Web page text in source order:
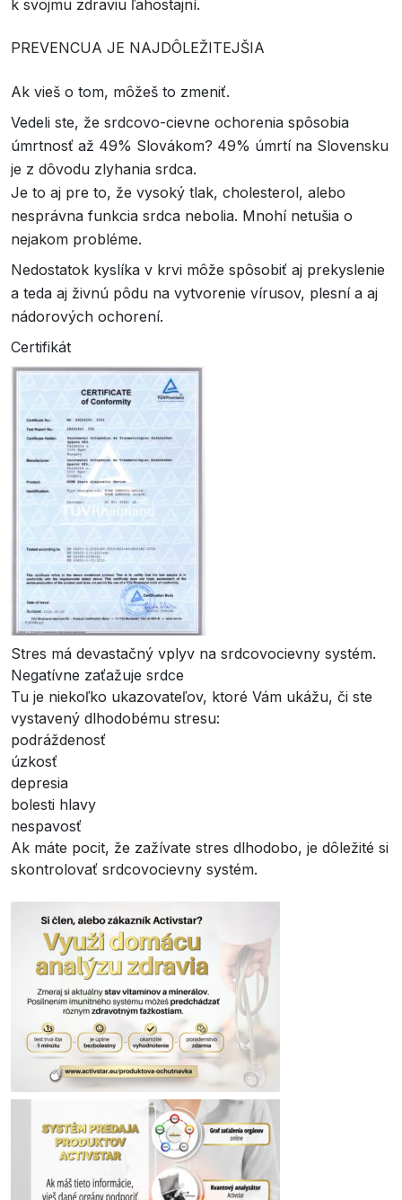
k svojmu zdraviu ľahostajní.
PREVENCUA JE NAJDÔLEŽITEJŠIA
Ak vieš o tom, môžeš to zmeniť.
Vedeli ste, že srdcovo-cievne ochorenia spôsobia
úmrtnosť až 49% Slovákom? 49% úmrtí na Slovensku
je z dôvodu zlyhania srdca.
Je to aj pre to, že vysoký tlak, cholesterol, alebo
nesprávna funkcia srdca nebolia. Mnohí netušia o
nejakom probléme.
Nedostatok kyslíka v krvi môže spôsobiť aj prekyslenie
a teda aj živnú pôdu na vytvorenie vírusov, plesní a aj
nádorových ochorení.
Certifikát
Stres má devastačný vplyv na srdcovocievny systém.
Negatívne zaťažuje srdce
Tu je niekoľko ukazovateľov, ktoré Vám ukážu, či ste
vystavený dlhodobému stresu:
podráždenosť
úzkosť
depresia
bolesti hlavy
nespavosť
Ak máte pocit, že zažívate stres dlhodobo, je dôležité si
skontrolovať srdcovocievny systém.